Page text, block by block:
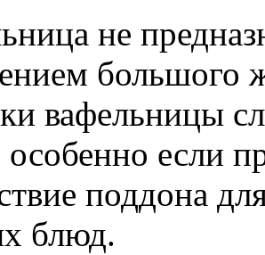
не
большого
вафельницы
если
поддона
блюд.